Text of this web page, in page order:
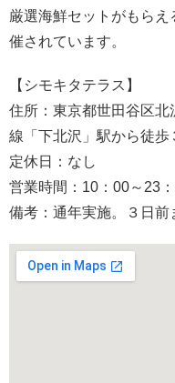
厳選海鮮セットがもら
催されています。
【シモキタテラス】
住所：東京都世田谷区
線「下北沢」駅から徒歩
定休日：なし
営業時間：10：00～23
備考：通年実施。３日前